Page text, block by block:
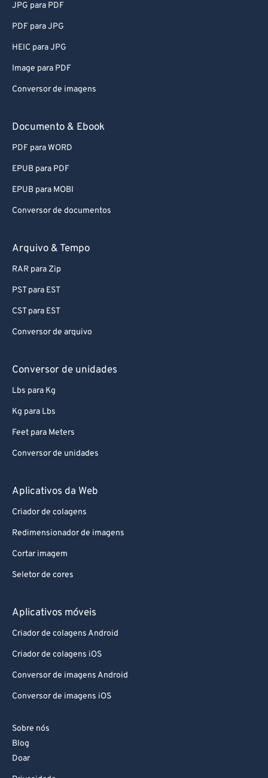
JPG para PDF
PDF para JPG
HEIC para JPG
Image para PDF
Conversor de imagens
Documento & Ebook
PDF para WORD
EPUB para PDF
EPUB para MOBI
Conversor de documentos
Arquivo & Tempo
RAR para Zip
PST para EST
CST para EST
Conversor de arquivo
Conversor de unidades
Lbs para Kg
Kg para Lbs
Feet para Meters
Conversor de unidades
Aplicativos da Web
Criador de colagens
Redimensionador de imagens
Cortar imagem
Seletor de cores
Aplicativos móveis
Criador de colagens Android
Criador de colagens iOS
Conversor de imagens Android
Conversor de imagens iOS
Sobre nós
Blog
Doar